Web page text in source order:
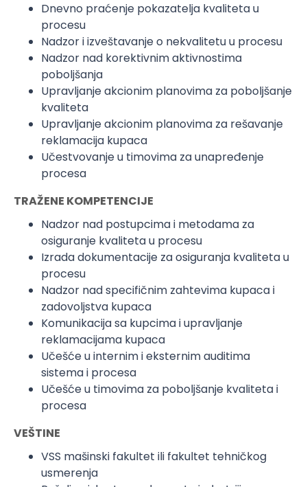
Dnevno praćenje pokazatelja kvaliteta u
procesu
Nadzor i izveštavanje o nekvalitetu u procesu
Nadzor nad korektivnim aktivnostima
poboljšanja
Upravljanje akcionim planovima za poboljšanje
kvaliteta
Upravljanje akcionim planovima za rešavanje
reklamacija kupaca
Učestvovanje u timovima za unapređenje
procesa
TRAŽENE KOMPETENCIJE
Nadzor nad postupcima i metodama za
osiguranje kvaliteta u procesu
Izrada dokumentacije za osiguranja kvaliteta u
procesu
Nadzor nad specifičnim zahtevima kupaca i
zadovoljstva kupaca
Komunikacija sa kupcima i upravljanje
reklamacijama kupaca
Učešće u internim i eksternim auditima
sistema i procesa
Učešće u timovima za poboljšanje kvaliteta i
procesa
VEŠTINE
VSS mašinski fakultet ili fakultet tehničkog
usmerenja